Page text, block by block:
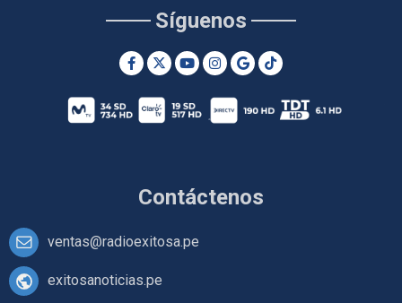
Contáctenos
ventas@radioexitosa.pe
exitosanoticias.pe
Síguenos